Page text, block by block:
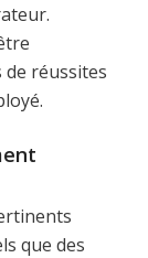
de réussites
que des